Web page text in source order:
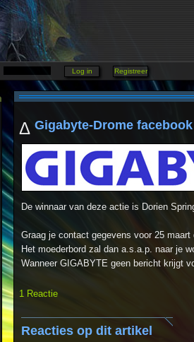
Δ Gigabyte-Drome
De winnaar van deze actie is Dorien
Graag je contact gegevens voor 25 maart
Het moederbord zal dan a.s.a.p. naar je
Wanneer GIGABYTE geen bericht krijgt
1 Reactie
Reacties op dit artikel